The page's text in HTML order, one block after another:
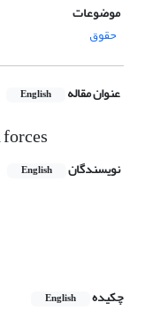
موضوعات
حقوق
عنوان مقاله English
نویسندگان English
چکیده
English